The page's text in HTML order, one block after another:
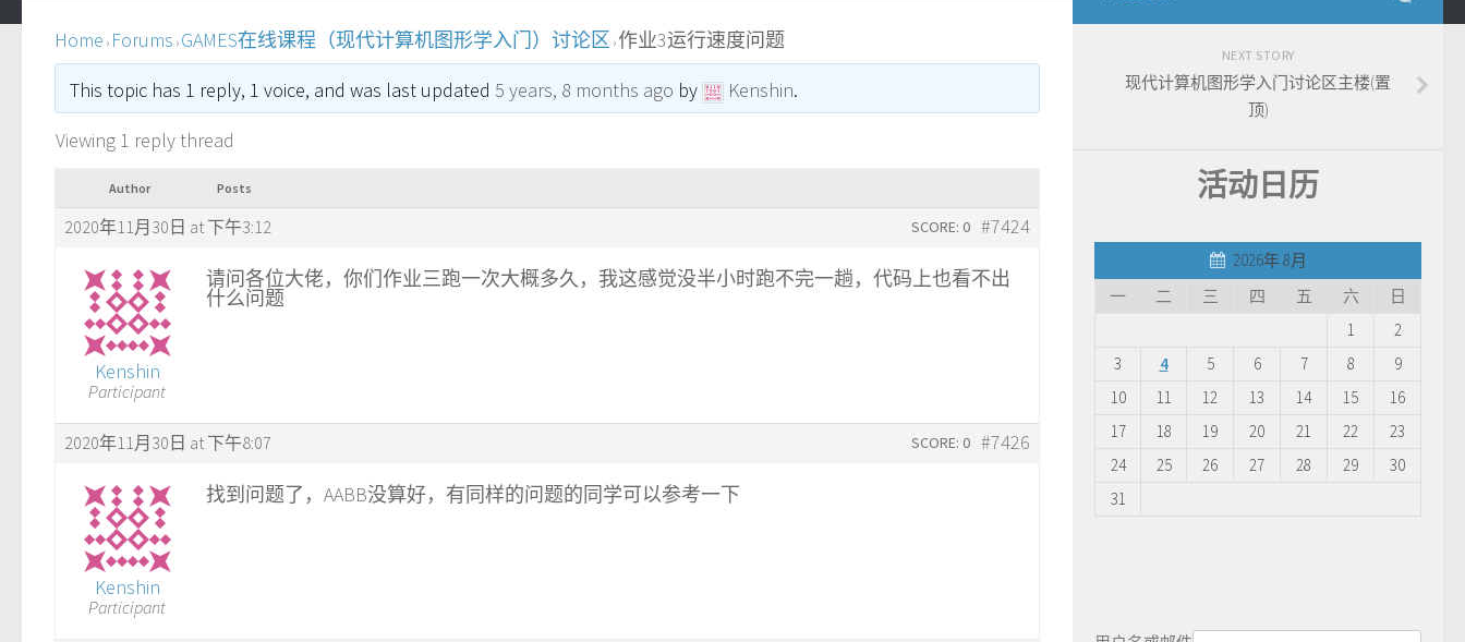
Home › Forums › GAMES在线课程（现代计算机图形学入门）讨论区 › 作业3运行速度问题
This topic has 1 reply, 1 voice, and was last updated 5 years, 8 months ago by Kenshin.
Viewing 1 reply thread
Author Posts
2020年11月30日 at 下午3:12 #7424
SCORE: 0
Kenshin
Participant
请问各位大佬，你们作业三跑一次大概多久，我这感觉没半小时跑不完一趟，代码上也看不出
什么问题
2020年11月30日 at 下午8:07 #7426
SCORE: 0
Kenshin
Participant
找到问题了，AABB没算好，有同样的问题的同学可以参考一下
NEXT STORY
现代计算机图形学入门讨论区主楼(置
顶)
活动日历
2026年 8月
一
二 三 四 五 六
日
1
2
3
4 5 6 7 8
9
10
11 12 13 14 15
16
17
18 19 20 21 22
23
24
25 26 27 28 29
30
31